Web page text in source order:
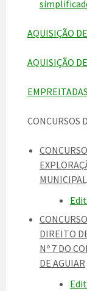
AQUISIÇÃO
AQUISIÇÃO
EMPREITADAS
CONCURSOS
DIREITO
Nº 7 DO
DE AGUIAR